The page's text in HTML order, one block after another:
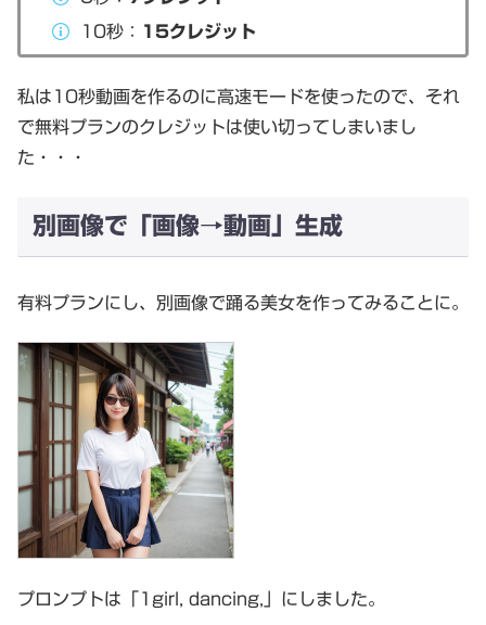
10秒：
15クレジット
私は10秒動画を作るのに高速モードを使ったので、それ
で無料プランのクレジットは使い切ってしまいまし
た・・・
別画像で「画像→動画」生成
有料プランにし、別画像で踊る美女を作ってみることに。
プロンプトは「1girl, dancing,」にしました。